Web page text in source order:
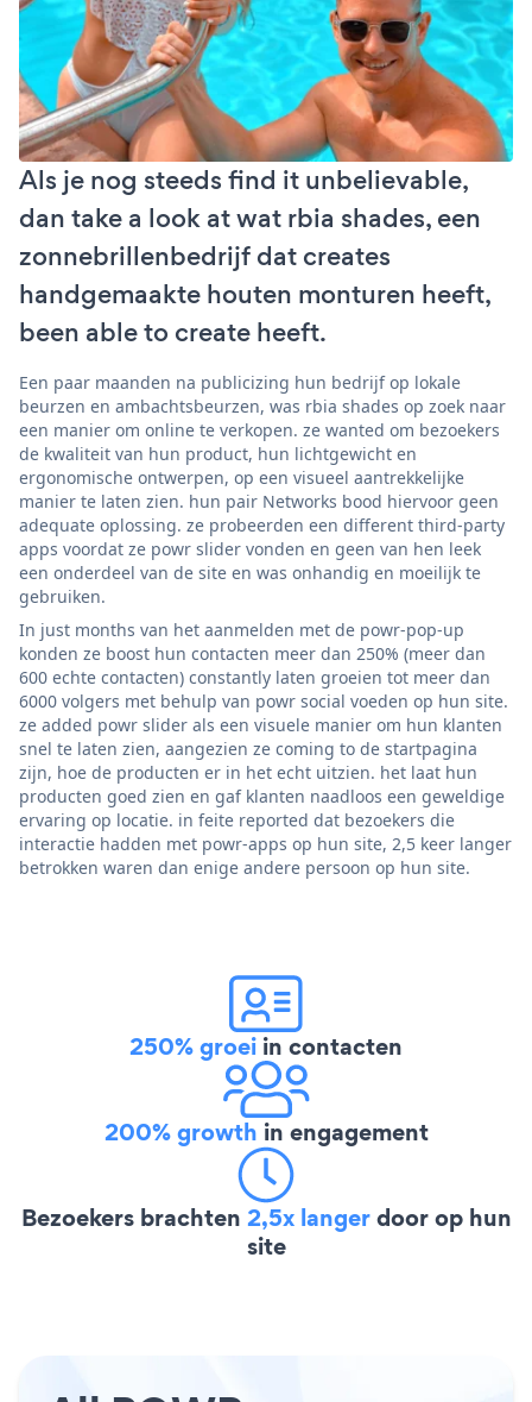
Als je nog steeds find it unbelievable,
dan take a look at wat rbia shades, een
zonnebrillenbedrijf dat creates
handgemaakte houten monturen heeft,
been able to create heeft.
Een paar maanden na publicizing hun bedrijf op lokale
beurzen en ambachtsbeurzen, was rbia shades op zoek naar
een manier om online te verkopen. ze wanted om bezoekers
de kwaliteit van hun product, hun lichtgewicht en
ergonomische ontwerpen, op een visueel aantrekkelijke
manier te laten zien. hun pair Networks bood hiervoor geen
adequate oplossing. ze probeerden een different third-party
apps voordat ze powr slider vonden en geen van hen leek
een onderdeel van de site en was onhandig en moeilijk te
gebruiken.
In just months van het aanmelden met de powr-pop-up
konden ze boost hun contacten meer dan 250% (meer dan
600 echte contacten) constantly laten groeien tot meer dan
6000 volgers met behulp van powr social voeden op hun site.
ze added powr slider als een visuele manier om hun klanten
snel te laten zien, aangezien ze coming to de startpagina
zijn, hoe de producten er in het echt uitzien. het laat hun
producten goed zien en gaf klanten naadloos een geweldige
ervaring op locatie. in feite reported dat bezoekers die
interactie hadden met powr-apps op hun site, 2,5 keer langer
betrokken waren dan enige andere persoon op hun site.
250% groei in contacten
200% growth in engagement
Bezoekers brachten 2,5x langerdoor op hun
site